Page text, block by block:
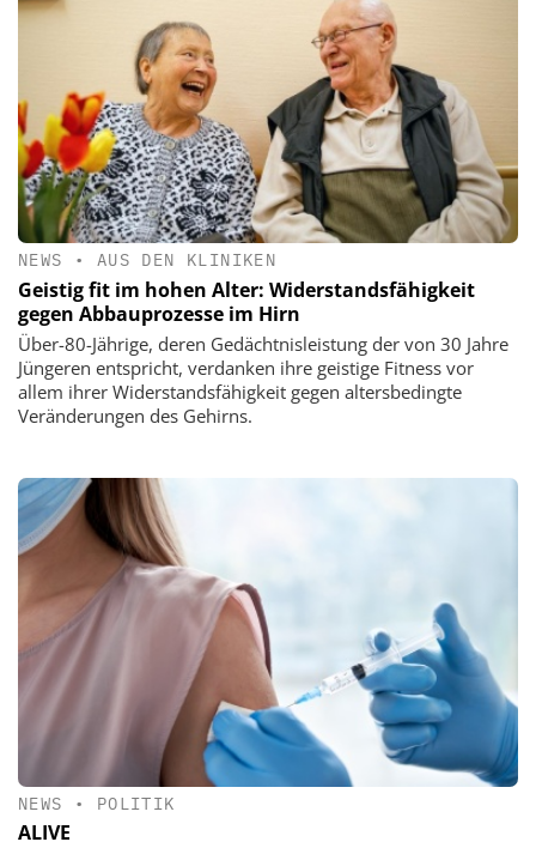
NEWS • AUS DEN KLINIKEN
Geistig fit im hohen Alter: Widerstandsfähigkeit
gegen Abbauprozesse im Hirn
Über-80-Jährige, deren Gedächtnisleistung der von 30 Jahre
Jüngeren entspricht, verdanken ihre geistige Fitness vor
allem ihrer Widerstandsfähigkeit gegen altersbedingte
Veränderungen des Gehirns.
NEWS • POLITIK
ALIVE